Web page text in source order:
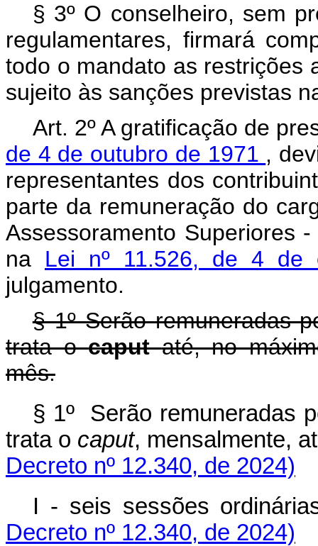
§ 3º O conselheiro, sem
regulamentares, firmará
todo o mandato as restrições
sujeito às sanções previstas
Art. 2º A gratificação de
de 4 de outubro de 1971 ,
representantes dos
parte da remuneração do
Assessoramento Superiores
na Lei nº 11.526, de 4
julgamento.
§ 1º Serão remuneradas
trata ocaputaté, no
mês.
§ 1º Serão remuneradas
trata o caput, mensalmente,
Decreto nº 12.340, de 2024)
I - seis sessões
Decreto nº 12.340, de 2024)